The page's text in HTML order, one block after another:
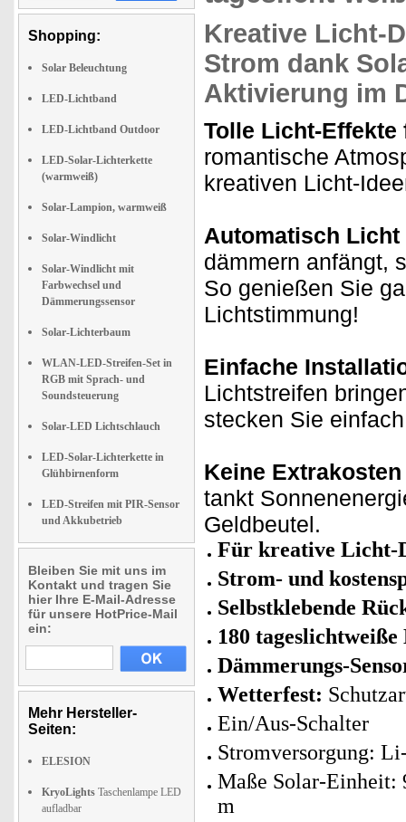
Shopping:
Solar Beleuchtung
LED-Lichtband
LED-Lichtband Outdoor
LED-Solar-Lichterkette
(warmweiß)
Solar-Lampion, warmweiß
Solar-Windlicht
Solar-Windlicht mit
Farbwechsel und
Dämmerungssensor
Solar-Lichterbaum
WLAN-LED-Streifen-Set in
RGB mit Sprach- und
Soundsteuerung
Solar-LED Lichtschlauch
LED-Solar-Lichterkette in
Glühbirnenform
LED-Streifen mit PIR-Sensor
und Akkubetrieb
Bleiben Sie mit uns im
Kontakt und tragen Sie
hier Ihre E-Mail-Adresse
für unsere HotPrice-Mail
ein:
Mehr Hersteller-
Seiten:
ELESION
KryoLights Taschenlampe LED
aufladbar
Kreative Licht-
Strom dank
Aktivierung im
Tolle Licht-Effekte
romantische
kreativen Licht-
Automatisch Licht
dämmern anfängt,
So genießen Sie
Lichtstimmung!
Einfache
Lichtstreifen
stecken Sie
Keine
tankt
Geldbeutel.
Für kreative Licht-
Strom- und
Selbstklebende
180 tageslichtweiße
Dämmerungs-
Wetterfest:
Ein/Aus-Schalter
Stromversorgung:
Maße Solar-Einheit:
m